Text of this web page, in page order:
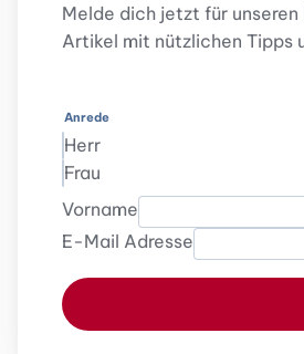
Melde dich jetzt für
Artikel mit nützlichen Tipps
Anrede
Herr
Frau
Vorname
E-Mail Adresse